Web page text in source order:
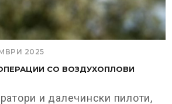
2025
СО ВОЗДУХОПЛОВИ
и далечински пилоти,